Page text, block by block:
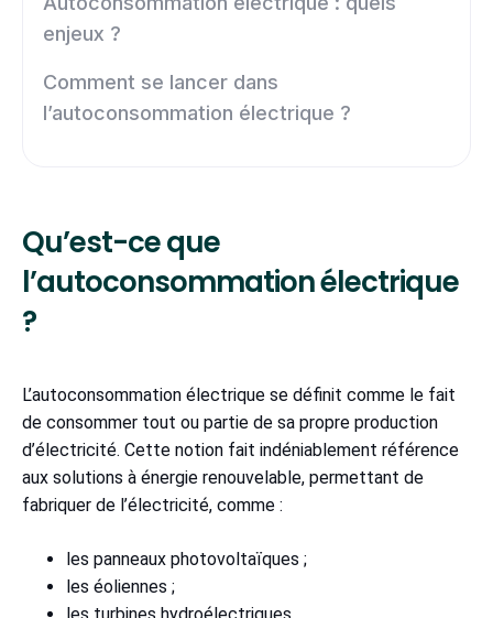
enjeux ?
Comment se lancer dans
l’autoconsommation électrique ?
Qu’est-ce que
l’autoconsommation électrique
?
L’autoconsommation électrique se définit comme le fait
de consommer tout ou partie de sa propre production
d’électricité. Cette notion fait indéniablement référence
aux solutions à énergie renouvelable, permettant de
fabriquer de l’électricité, comme :
les panneaux photovoltaïques ;
les éoliennes ;